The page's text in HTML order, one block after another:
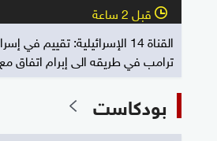
l قبل 2 ساعة
القناة 14 الإسرائيلية: تقييم
ترامب في طريقه الى إبرام اتفاق مع
بودكاست